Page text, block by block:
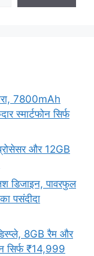
7800mAh
स्मार्टफोन सिर्फ
और 12GB
डिजाइन, पावरफुल
पसंदीदा
8GB रैम और
सिर्फ ₹14,999